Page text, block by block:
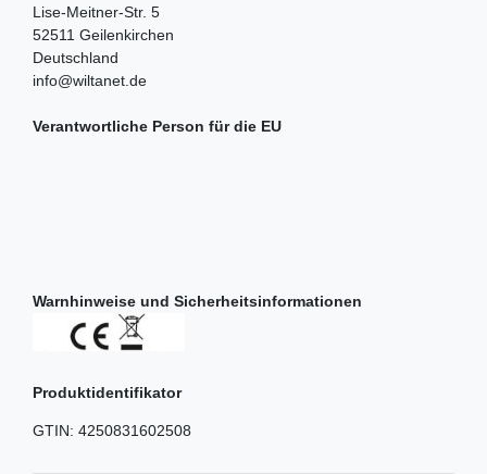
Lise-Meitner-Str. 5
52511 Geilenkirchen
Deutschland
info@wiltanet.de
Verantwortliche Person für die EU
Warnhinweise und Sicherheitsinformationen
Produktidentifikator
GTIN: 4250831602508